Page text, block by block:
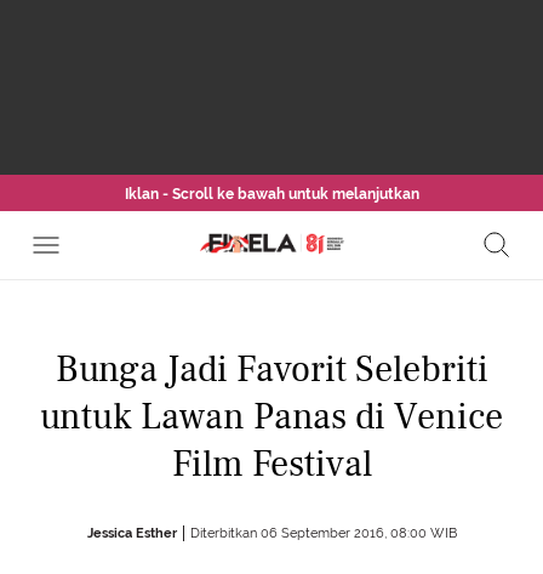
Iklan - Scroll ke bawah untuk melanjutkan
Bunga Jadi Favorit Selebriti
untuk Lawan Panas di Venice
Film Festival
Jessica Esther Diterbitkan 06 September 2016, 08:00 WIB